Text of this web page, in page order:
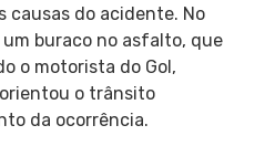
causas do acidente. No
buraco no asfalto, que
o motorista do Gol,
o trânsito
da ocorrência.